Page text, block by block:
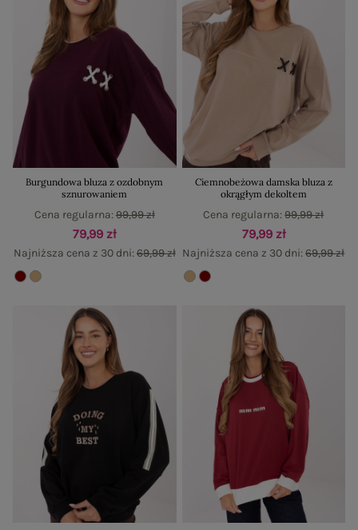
Burgundowa bluza z ozdobnym
sznurowaniem
79,99 zł
Najniższa cena z 30 dni:69,99 zł
Cena regularna:99,99 zł
Ciemnobeżowa damska bluza z
okrągłym dekoltem
79,99 zł
Najniższa cena z 30 dni:69,99 zł
Cena regularna:99,99 zł